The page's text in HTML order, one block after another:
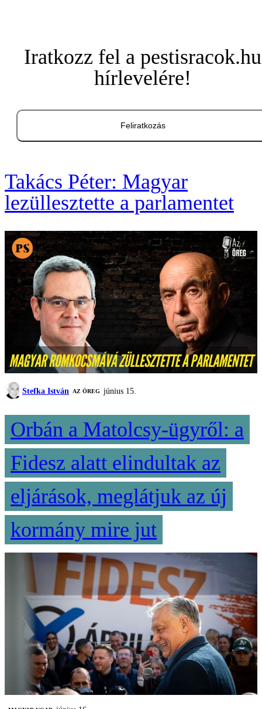
Iratkozz fel a pestisracok.hu
hírlevelére!
Feliratkozás
Takács Péter: Magyar
lezüllesztette a parlamentet
Stefka István AZ ÖREG június 15.
Orbán a Matolcsy-ügyről: a
Fidesz alatt elindultak az
eljárások, meglátjuk az új
kormány mire jut